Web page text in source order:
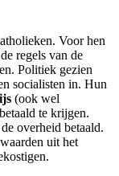
Voor hen
regels van de
Politiek gezien
socialisten in. Hun
(ook wel
te krijgen.
overheid betaald.
uit het